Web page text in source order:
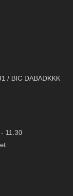
/ BIC DABADKKK
11.30